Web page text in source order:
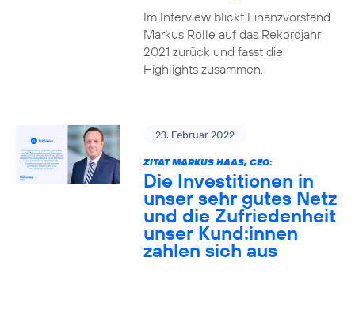
Im Interview blickt Finanzvorstand
Markus Rolle auf das Rekordjahr
2021 zurück und fasst die
Highlights zusammen.
23. Februar 2022
ZITAT MARKUS HAAS, CEO:
Die Investitionen in
unser sehr gutes Netz
und die Zufriedenheit
unser Kund:innen
zahlen sich aus